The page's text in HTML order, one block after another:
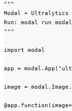
"""
Modal + Ultralytics
Run: modal run
"""
import modal
app =
image =